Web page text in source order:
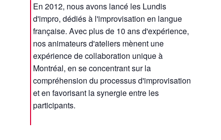
En 2012, nous avons lancé les Lundis
d'impro, dédiés à l'improvisation en langue
française. Avec plus de 10 ans d'expérience,
nos animateurs d'ateliers mènent une
expérience de collaboration unique à
Montréal, en se concentrant sur la
compréhension du processus d'improvisation
et en favorisant la synergie entre les
participants.